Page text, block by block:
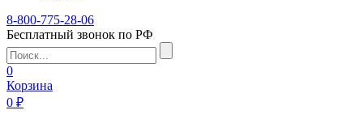
8-800-775-28-06
Бесплатный звонок по РФ
0
Корзина
0 ₽